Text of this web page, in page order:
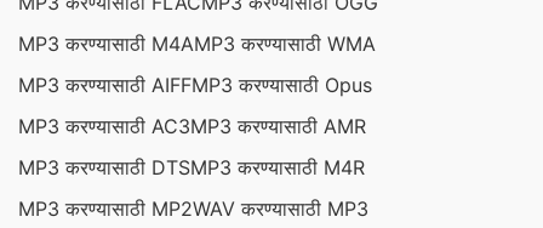
MP3 करण्यासाठी M4AMP3 करण्यासाठी WMA
MP3 करण्यासाठी AIFFMP3 करण्यासाठी Opus
MP3 करण्यासाठी AC3MP3 करण्यासाठी AMR
MP3 करण्यासाठी DTSMP3 करण्यासाठी M4R
MP3 करण्यासाठी MP2WAV करण्यासाठी MP3